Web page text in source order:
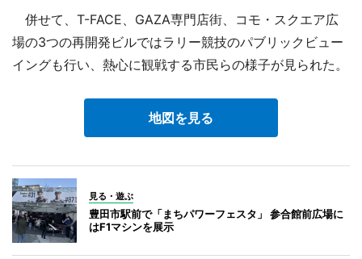
併せて、T-FACE、GAZA専門店街、コモ・スクエア広
場の3つの再開発ビルではラリー競技のパブリックビュー
イングも行い、熱心に観戦する市民らの様子が見られた。
地図を見る
見る・遊ぶ
豊田市駅前で「まちパワーフェスタ」 参合館前広場に
はF1マシンを展示